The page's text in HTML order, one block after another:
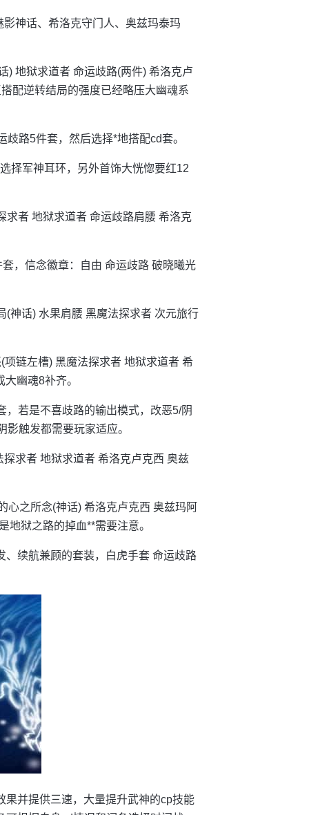
神话、希洛克守门人、奥兹玛泰玛
) 地狱求道者 命运歧路(两件) 希洛克卢
配逆转结局的强度已经略压大幽魂系
路5件套，然后选择*地搭配cd套。
择军神耳环，另外首饰大恍惚要红12
求者 地狱求道者 命运歧路肩腰 希洛克
，信念徽章：自由 命运歧路 破晓曦光
神话) 水果肩腰 黑魔法探求者 次元旅行
链左槽) 黑魔法探求者 地狱求道者 希
幽魂8补齐。
若是不喜歧路的输出模式，改恶5/阴
触发都需要玩家适应。
求者 地狱求道者 希洛克卢克西 奥兹
心之所念(神话) 希洛克卢克西 奥兹玛阿
地狱之路的掉血**需要注意。
续航兼顾的套装，白虎手套 命运歧路
果并提供三速，大量提升武神的cp技能